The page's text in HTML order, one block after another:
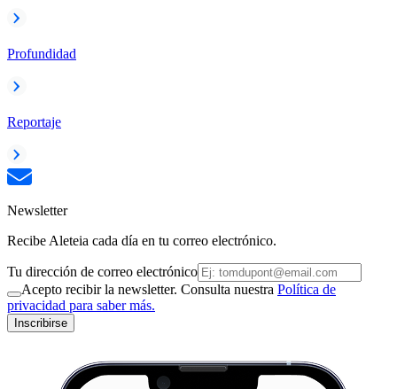
Profundidad
Reportaje
Newsletter
Recibe Aleteia cada día en tu correo electrónico.
Tu dirección de correo electrónico
Acepto recibir la newsletter. Consulta nuestra Política de
privacidad para saber más.
Inscribirse